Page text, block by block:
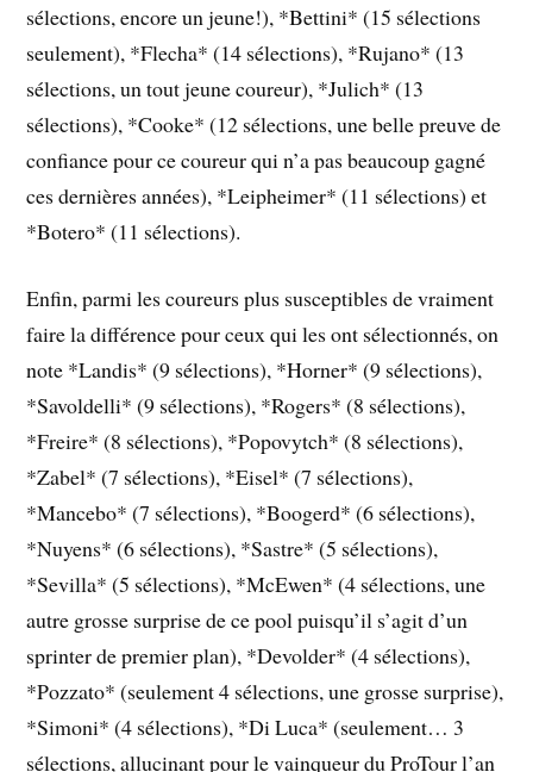
sélections, encore un jeune!), *Bettini* (15 sélections
seulement), *Flecha* (14 sélections), *Rujano* (13
sélections, un tout jeune coureur), *Julich* (13
sélections), *Cooke* (12 sélections, une belle preuve de
confiance pour ce coureur qui n’a pas beaucoup gagné
ces dernières années), *Leipheimer* (11 sélections) et
*Botero* (11 sélections).
Enfin, parmi les coureurs plus susceptibles de vraiment
faire la différence pour ceux qui les ont sélectionnés, on
note *Landis* (9 sélections), *Horner* (9 sélections),
*Savoldelli* (9 sélections), *Rogers* (8 sélections),
*Freire* (8 sélections), *Popovytch* (8 sélections),
*Zabel* (7 sélections), *Eisel* (7 sélections),
*Mancebo* (7 sélections), *Boogerd* (6 sélections),
*Nuyens* (6 sélections), *Sastre* (5 sélections),
*Sevilla* (5 sélections), *McEwen* (4 sélections, une
autre grosse surprise de ce pool puisqu’il s’agit d’un
sprinter de premier plan), *Devolder* (4 sélections),
*Pozzato* (seulement 4 sélections, une grosse surprise),
*Simoni* (4 sélections), *Di Luca* (seulement… 3
sélections, allucinant pour le vainqueur du ProTour l’an